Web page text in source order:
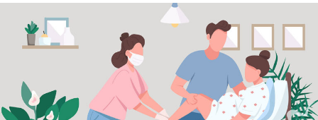
病気のカテゴリー
がん